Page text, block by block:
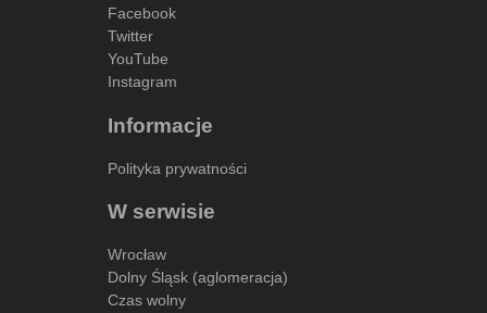
Facebook
Twitter
YouTube
Instagram
Informacje
Polityka prywatności
W serwisie
Wrocław
Dolny Śląsk (aglomeracja)
Czas wolny